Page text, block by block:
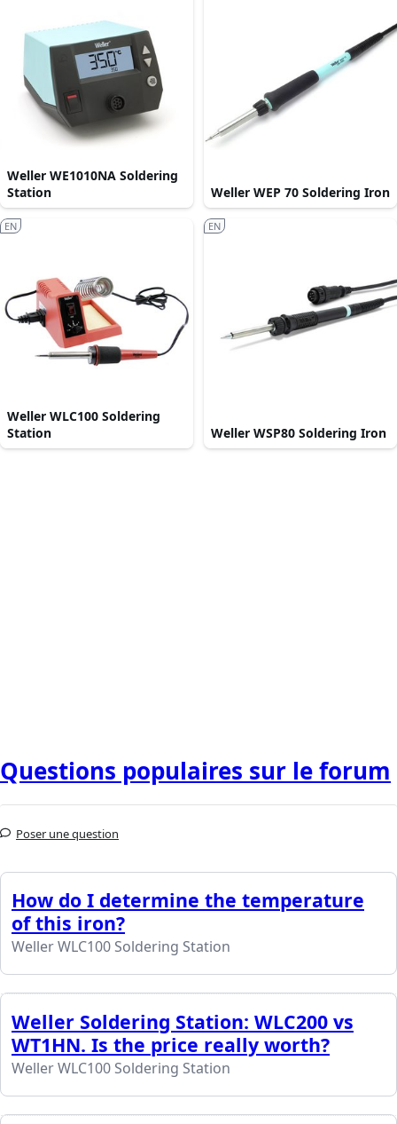
Weller WE1010NA Soldering
Station
Weller WEP 70 Soldering Iron
Weller WLC100 Soldering
Station
EN
Weller WSP80 Soldering Iron
EN
Questions populaires sur le forum
Poser une question
How do I determine the temperature
of this iron?
Weller WLC100 Soldering Station
Weller Soldering Station: WLC200 vs
WT1HN. Is the price really worth?
Weller WLC100 Soldering Station